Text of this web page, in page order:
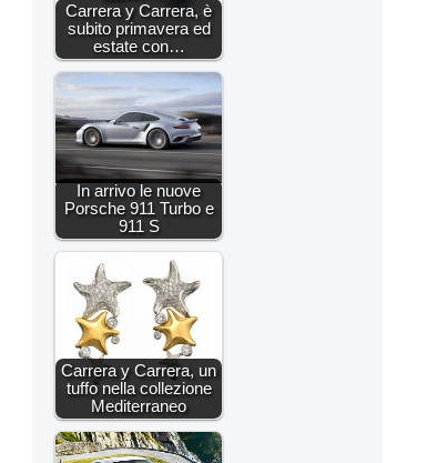
Carrera y Carrera, è
subito primavera ed
estate con…
In arrivo le nuove
Porsche 911 Turbo e
911 S
Carrera y Carrera, un
tuffo nella collezione
Mediterraneo